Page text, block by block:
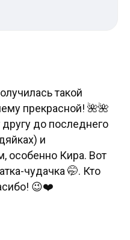
такой
прекрасной! 🌺🌺
до последнего
и
особенно Кира. Вот
чудачка 🤭. Кто
😉❤️